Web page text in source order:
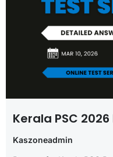
Kerala PSC
Kaszoneadmin